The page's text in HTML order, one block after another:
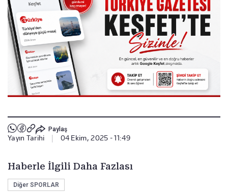
Paylaş
Yayın Tarihi 04 Ekim, 2025 - 11:49
Haberle İlgili Daha Fazlası
Diğer SPORLAR